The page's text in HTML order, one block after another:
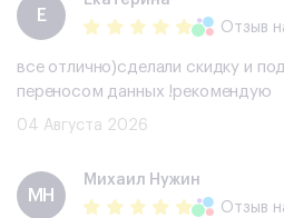
Е
Отзыв
все отлично)сделали скидку и
переносом данных !рекомендую
04 Августа 2026
МН
Михаил Нужин
Отзыв